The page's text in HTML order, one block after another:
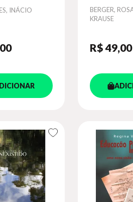
INÁCIO Autor
BERGER,
KRAUSE
R$ 49,00